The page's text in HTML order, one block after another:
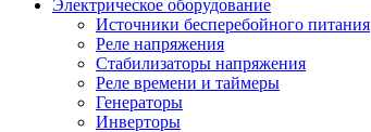
Электрическое оборудование
Источники бесперебойного питания
Реле напряжения
Стабилизаторы напряжения
Реле времени и таймеры
Генераторы
Инверторы